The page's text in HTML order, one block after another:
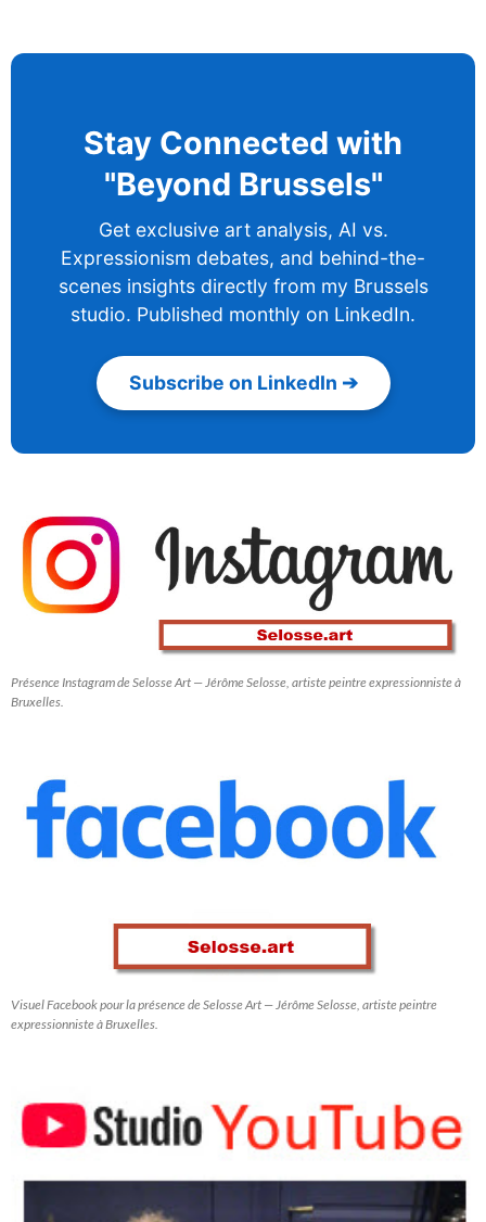
Stay Connected with
"Beyond Brussels"
Get exclusive art analysis, AI vs.
Expressionism debates, and behind-the-
scenes insights directly from my Brussels
studio. Published monthly on LinkedIn.
Subscribe on LinkedIn ➔
Présence Instagram de Selosse Art — Jérôme Selosse, artiste peintre expressionniste à
Bruxelles.
Visuel Facebook pour la présence de Selosse Art — Jérôme Selosse, artiste peintre
expressionniste à Bruxelles.